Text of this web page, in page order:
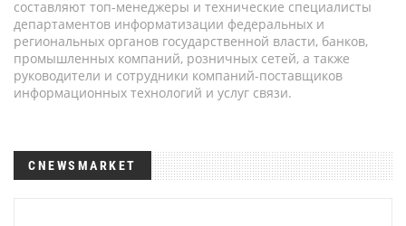
составляют топ-менеджеры и технические специалисты
департаментов информатизации федеральных и
региональных органов государственной власти, банков,
промышленных компаний, розничных сетей, а также
руководители и сотрудники компаний-поставщиков
информационных технологий и услуг связи.
CNEWSMARKET